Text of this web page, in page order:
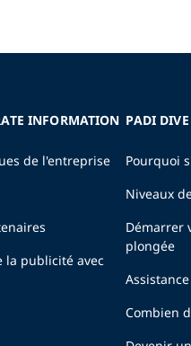
INFORMATION
de l'entreprise
la publicité avec
PADI DIVE
Pourquoi
Niveaux
Démarrer
plongée
Combien